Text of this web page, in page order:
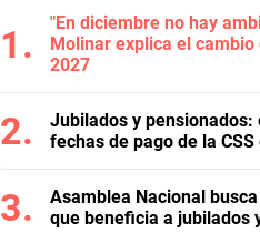
"En diciembre no hay
Molinar explica el
2027
Jubilados y
fechas de pago de la
Asamblea Nacional
que beneficia a jubilados